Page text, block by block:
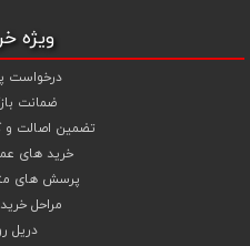
ویژه
درخواست
ضمانت
تضمین اصالت
خرید های
پرسش های
مراحل خرید
دریل